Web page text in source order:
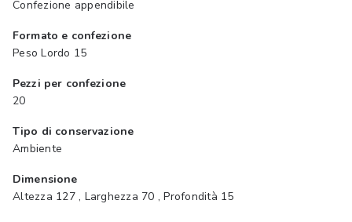
Confezione appendibile
Formato e confezione
Peso Lordo 15
Pezzi per confezione
20
Tipo di conservazione
Ambiente
Dimensione
Altezza 127 , Larghezza 70 , Profondità 15